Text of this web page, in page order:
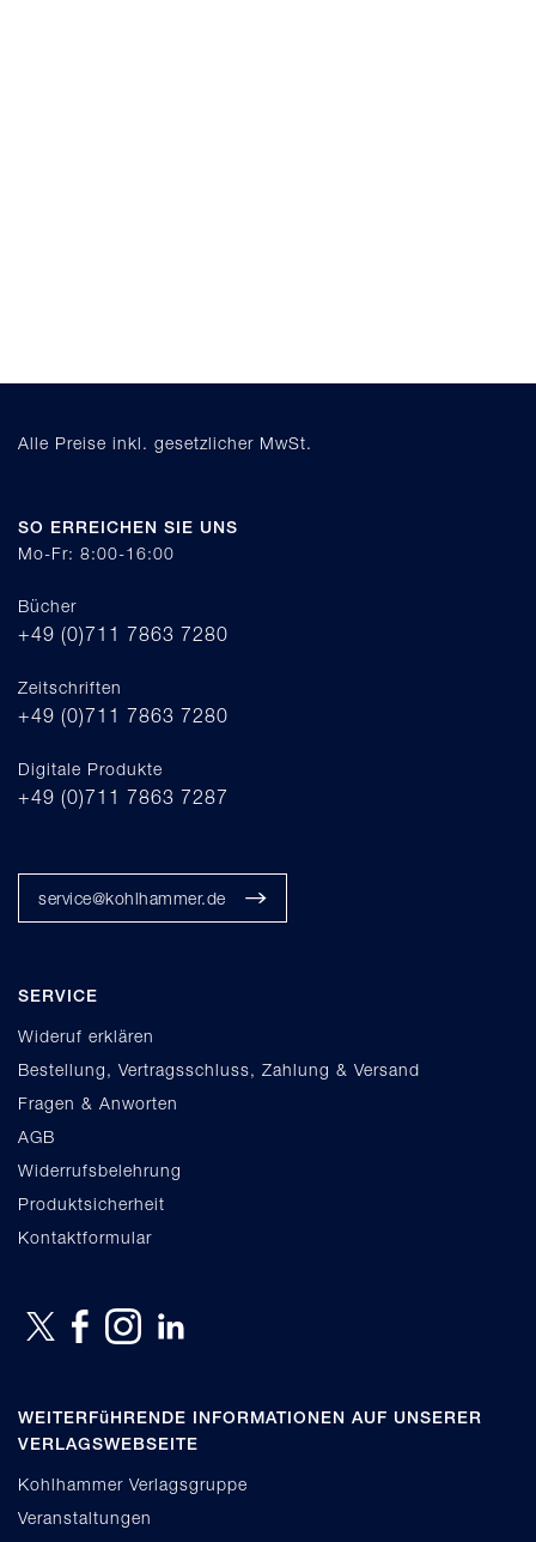
Alle Preise inkl. gesetzlicher MwSt.
SO ERREICHEN SIE UNS
Mo-Fr: 8:00-16:00
Bücher
+49 (0)711 7863 7280
Zeitschriften
+49 (0)711 7863 7280
Digitale Produkte
+49 (0)711 7863 7287
service@kohlhammer.de
SERVICE
Wideruf erklären
Bestellung, Vertragsschluss, Zahlung & Versand
Fragen & Anworten
AGB
Widerrufsbelehrung
Produktsicherheit
Kontaktformular
WEITERFüHRENDE INFORMATIONEN AUF UNSERER
VERLAGSWEBSEITE
Kohlhammer Verlagsgruppe
Veranstaltungen